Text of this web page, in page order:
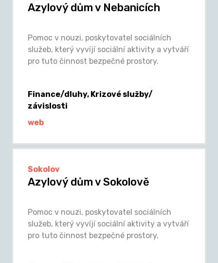
Azylový dům v Nebanicích
Pomoc v nouzi, poskytovatel sociálních
služeb, který vyvíjí sociální aktivity a vytváří
pro tuto činnost bezpečné prostory.
Finance/dluhy, Krizové služby/
závislosti
web
Sokolov
Azylový dům v Sokolově
Pomoc v nouzi, poskytovatel sociálních
služeb, který vyvíjí sociální aktivity a vytváří
pro tuto činnost bezpečné prostory,